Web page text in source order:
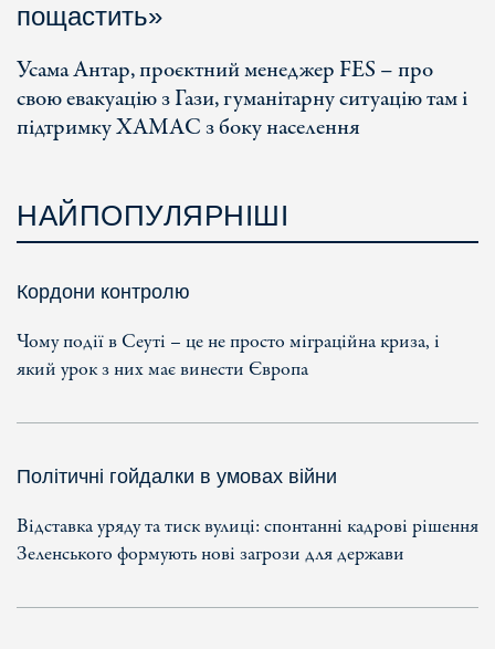
пощастить»
Усама Антар, проєктний менеджер FES – про
свою евакуацію з Гази, гуманітарну ситуацію там і
підтримку ХАМАС з боку населення
НАЙПОПУЛЯРНІШІ
Кордони контролю
Чому події в Сеуті – це не просто міграційна криза, і
який урок з них має винести Європа
Політичні гойдалки в умовах війни
Відставка уряду та тиск вулиці: спонтанні кадрові рішення
Зеленського формують нові загрози для держави